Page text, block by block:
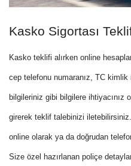
Kasko Sigortası
Kasko teklifi alırken online
cep telefonu numaranız, TC
bilgileriniz gibi bilgilere ihtiyacınız
girerek teklif talebinizi
online olarak ya da doğrudan
Size özel hazırlanan poliçe